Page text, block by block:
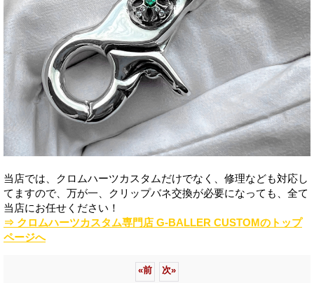
当店では、クロムハーツカスタムだけでなく、修理なども対応し
てますので、万が一、クリップバネ交換が必要になっても、全て
当店にお任せください！
⇒ クロムハーツカスタム専門店 G-BALLER CUSTOMのトップ
ページへ
«前 次»